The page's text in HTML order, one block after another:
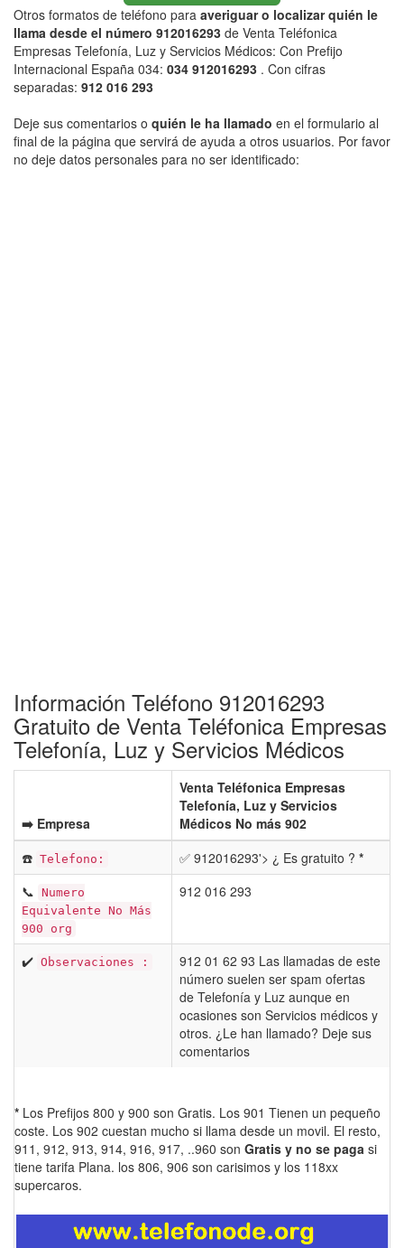
Otros formatos de teléfono para averiguar o localizar quién le
llama desde el número 912016293 de Venta Teléfonica
Empresas Telefonía, Luz y Servicios Médicos: Con Prefijo
Internacional España 034: 034 912016293 . Con cifras
separadas: 912 016 293
Deje sus comentarios o quién le ha llamado en el formulario al
final de la página que servirá de ayuda a otros usuarios. Por favor
no deje datos personales para no ser identificado:
Información Teléfono 912016293
Gratuito de Venta Teléfonica Empresas
Telefonía, Luz y Servicios Médicos
➡️ Empresa
Venta Teléfonica Empresas
Telefonía, Luz y Servicios
Médicos No más 902
☎️ Telefono: ✅ 912016293'> ¿ Es gratuito ? *
📞 Numero
Equivalente No Más
900 org
912 016 293
✔️ Observaciones :
912 01 62 93 Las llamadas de este
número suelen ser spam ofertas
de Telefonía y Luz aunque en
ocasiones son Servicios médicos y
otros. ¿Le han llamado? Deje sus
comentarios
* Los Prefijos 800 y 900 son Gratis. Los 901 Tienen un pequeño
coste. Los 902 cuestan mucho si llama desde un movil. El resto,
911, 912, 913, 914, 916, 917, ..960 son Gratis y no se paga si
tiene tarifa Plana. los 806, 906 son carisimos y los 118xx
supercaros.